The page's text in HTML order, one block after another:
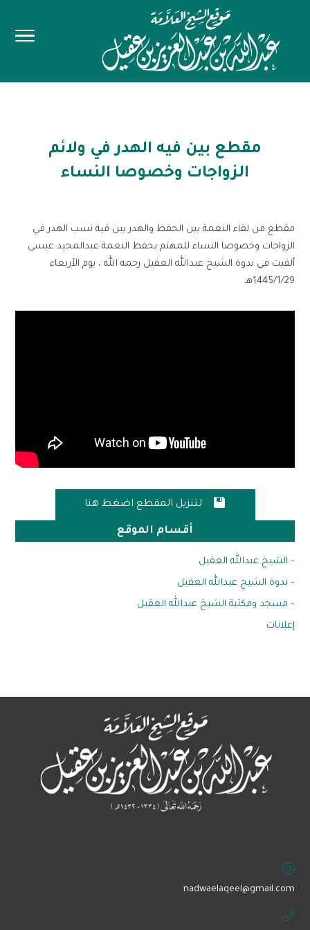
مقطع بين فيه الهدر في ولائم
الزواجات وخصوصا النساء
مقطع من لقاء النعمة بين الحفظ والهدر بين فيه نسب الهدر في
الزواجات وخصوصا النساء للمهتم بحفظ النعمة عبدالمجيد عيسى
ألقيت في ندوة الشيخ عبدالله العقيل رحمه الله ، يوم الأربعاء
1445/1/29هـ
 لتنزيل المقطع اضغط هنا
أقسام الموقع
– الشيخ عبدالله العقيل
– ندوة الشيخ عبدالله العقيل
– مسجد ومكتبة الشيخ عبدالله العقيل
إعلانات
‏nadwaelaqeel@gmail.com